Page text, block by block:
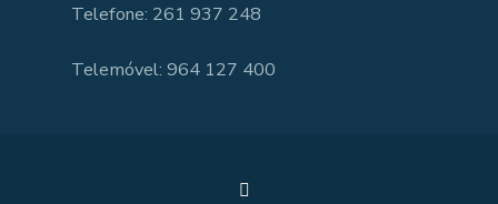
Telefone: 261 937 248
Telemóvel: 964 127 400